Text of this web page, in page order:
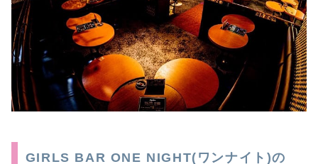
GIRLS BAR ONE NIGHT(ワンナイト)の